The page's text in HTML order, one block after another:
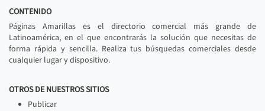
CONTENIDO
Páginas Amarillas es el directorio comercial más grande de
Latinoamérica, en el que encontrarás la solución que necesitas de
forma rápida y sencilla. Realiza tus búsquedas comerciales desde
cualquier lugar y dispositivo.
OTROS DE NUESTROS SITIOS
Publicar